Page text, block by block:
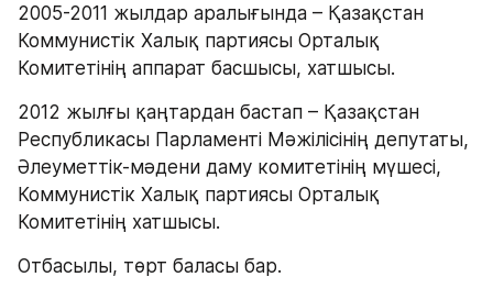
2005-2011 жылдар аралығында – Қазақстан
Коммунистік Халық партиясы Орталық
Комитетінің аппарат басшысы, хатшысы.
2012 жылғы қаңтардан бастап – Қазақстан
Республикасы Парламенті Мәжілісінің депутаты,
Әлеуметтік-мәдени даму комитетінің мүшесі,
Коммунистік Халық партиясы Орталық
Комитетінің хатшысы.
Отбасылы, төрт баласы бар.